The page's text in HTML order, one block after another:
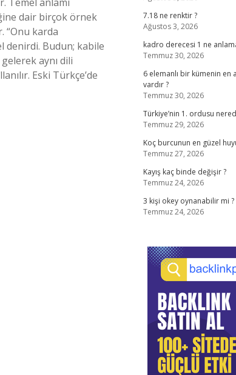
dair birçok örnek
“Onu karda
denirdi. Budun; kabile
aynı dili
Eski Türkçe’de
7.18 ne renktir ?
Ağustos 3, 2026
kadro derecesi 1 ne
Temmuz 30, 2026
6 elemanlı bir kümenin en
vardır ?
Temmuz 30, 2026
Türkiye’nin 1. ordusu
Temmuz 29, 2026
Koç burcunun en güzel
Temmuz 27, 2026
Kayış kaç binde değişir ?
Temmuz 24, 2026
3 kişi okey oynanabilir mi ?
Temmuz 24, 2026